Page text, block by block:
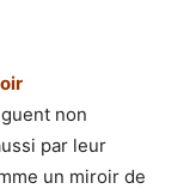
non
par leur
un miroir de